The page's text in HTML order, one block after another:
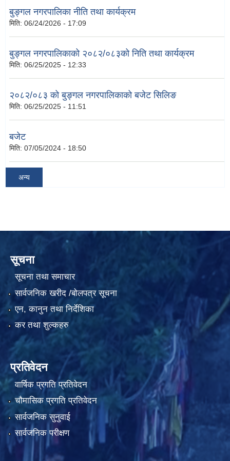
बुङ्गल नगरपालिका नीति तथा कार्यक्रम
मिति: 06/24/2026 - 17:09
बुङ्गल नगरपालिकाको २०८२/०८३को निति तथा कार्यक्रम
मिति: 06/25/2025 - 12:33
२०८२/०८३ को बुङ्गल नगरपालिकाको बजेट सिलिङ
मिति: 06/25/2025 - 11:51
बजेट
मिति: 07/05/2024 - 18:50
अन्य
सूचना
सूचना तथा समाचार
सार्वजनिक खरीद /बोलपत्र सूचना
एन, कानुन तथा निर्देशिका
कर तथा शुल्कहरु
प्रतिवेदन
वार्षिक प्रगति प्रतिवेदन
चौमासिक प्रगति प्रतिवेदन
सार्वजनिक सुनुवाई
सार्वजनिक परीक्षण